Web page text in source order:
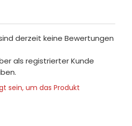
derzeit keine Bewertungen
als registrierter Kunde
sein, um das Produkt